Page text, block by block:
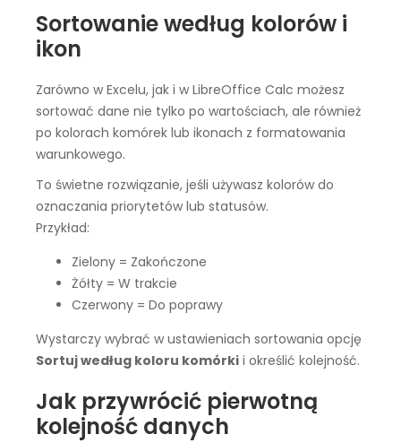
Sortowanie według kolorów i
ikon
Zarówno w Excelu, jak i w LibreOffice Calc możesz
sortować dane nie tylko po wartościach, ale również
po kolorach komórek lub ikonach z formatowania
warunkowego.
To świetne rozwiązanie, jeśli używasz kolorów do
oznaczania priorytetów lub statusów.
Przykład:
Zielony = Zakończone
Żółty = W trakcie
Czerwony = Do poprawy
Wystarczy wybrać w ustawieniach sortowania opcję
Sortuj według koloru komórki i określić kolejność.
Jak przywrócić pierwotną
kolejność danych